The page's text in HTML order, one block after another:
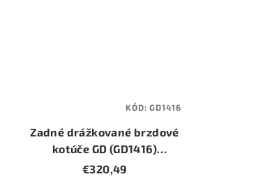
Zadné drážkované brzdové
kotúče GD (GD1416)
(priemer 310mm)
€320,49
KÓD:GD1416